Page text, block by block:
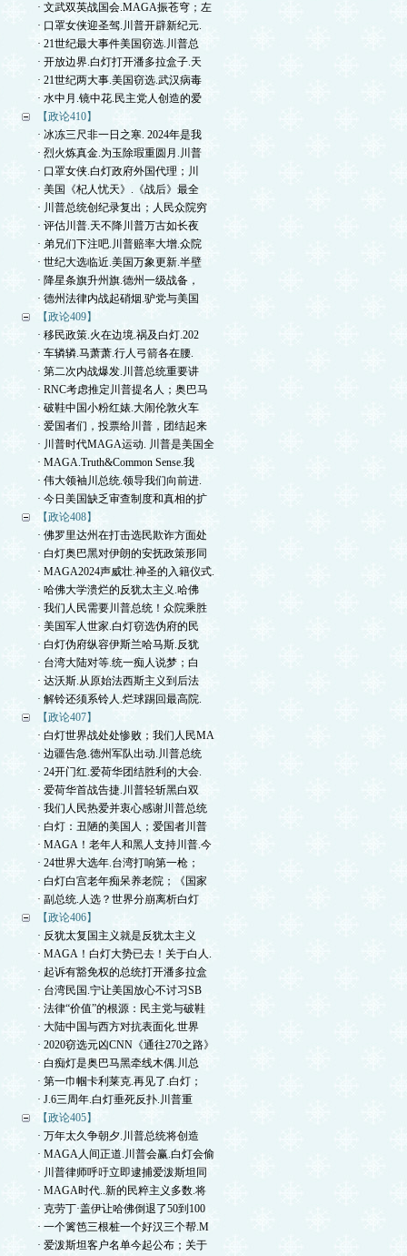
· 文武双英战国会.MAGA振苍穹；左
· 口罩女侠迎圣驾.川普开辟新纪元.
· 21世纪最大事件美国窃选.川普总
· 开放边界.白灯打开潘多拉盒子.天
· 21世纪两大事.美国窃选.武汉病毒
· 水中月.镜中花.民主党人创造的爱
【政论410】
· 冰冻三尺非一日之寒. 2024年是我
· 烈火炼真金.为玉除瑕重圆月.川普
· 口罩女侠.白灯政府外国代理；川
· 美国《杞人忧天》.《战后》最全
· 川普总统创纪录复出；人民众院穷
· 评估川普.天不降川普万古如长夜
· 弟兄们下注吧.川普赔率大增.众院
· 世纪大选临近.美国万象更新.半壁
· 降星条旗升州旗.德州一级战备，
· 德州法律内战起硝烟.驴党与美国
【政论409】
· 移民政策.火在边境.祸及白灯.202
· 车辚辚.马萧萧.行人弓箭各在腰.
· 第二次内战爆发.川普总统重要讲
· RNC考虑推定川普提名人；奥巴马
· 破鞋中国小粉红婊.大闹伦敦火车
· 爱国者们，投票给川普，团结起来
· 川普时代MAGA运动. 川普是美国全
· MAGA.Truth&Common Sense.我
· 伟大领袖川总统.领导我们向前进.
· 今日美国缺乏审查制度和真相的扩
【政论408】
· 佛罗里达州在打击选民欺诈方面处
· 白灯奥巴黑对伊朗的安抚政策形同
· MAGA2024声威壮.神圣的入籍仪式.
· 哈佛大学溃烂的反犹太主义.哈佛
· 我们人民需要川普总统！众院乘胜
· 美国军人世家.白灯窃选伪府的民
· 白灯伪府纵容伊斯兰哈马斯.反犹
· 台湾大陆对等.统一痴人说梦；白
· 达沃斯.从原始法西斯主义到后法
· 解铃还须系铃人.烂球踢回最高院.
【政论407】
· 白灯世界战处处惨败；我们人民MA
· 边疆告急.德州军队出动.川普总统
· 24开门红.爱荷华团结胜利的大会.
· 爱荷华首战告捷.川普轻斩黑白双
· 我们人民热爱并衷心感谢川普总统
· 白灯：丑陋的美国人；爱国者川普
· MAGA！老年人和黑人支持川普.今
· 24世界大选年.台湾打响第一枪；
· 白灯白宫老年痴呆养老院；《国家
· 副总统.人选？世界分崩离析白灯
【政论406】
· 反犹太复国主义就是反犹太主义
· MAGA！白灯大势已去！关于白人.
· 起诉有豁免权的总统打开潘多拉盒
· 台湾民国.宁让美国放心不讨习SB
· 法律“价值”的根源：民主党与破鞋
· 大陆中国与西方对抗表面化.世界
· 2020窃选元凶CNN《通往270之路》
· 白痴灯是奥巴马黑牵线木偶.川总
· 第一巾帼卡利莱克.再见了.白灯；
· J.6三周年.白灯垂死反扑.川普重
【政论405】
· 万年太久争朝夕.川普总统将创造
· MAGA人间正道.川普会赢.白灯会偷
· 川普律师呼吁立即逮捕爱泼斯坦同
· MAGA时代..新的民粹主义多数.将
· 克劳丁·盖伊让哈佛倒退了50到100
· 一个篱笆三根桩一个好汉三个帮.M
· 爱泼斯坦客户名单今起公布；关于